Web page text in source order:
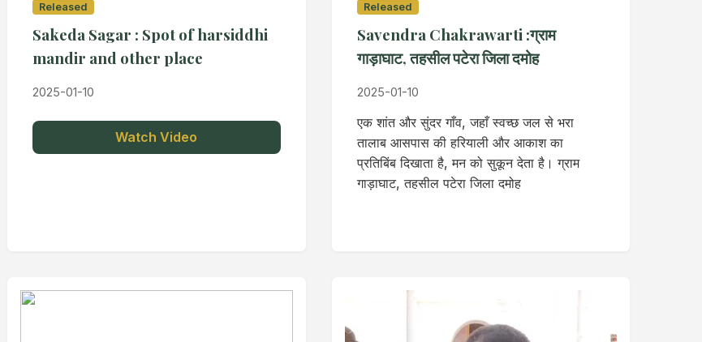
Released
Sakeda Sagar : Spot of harsiddhi
mandir and other place
2025-01-10
Watch Video
Released
Savendra Chakrawarti :ग्राम
गाड़ाघाट, तहसील पटेरा जिला दमोह
2025-01-10
एक शांत और सुंदर गाँव, जहाँ स्वच्छ जल से भरा
तालाब आसपास की हरियाली और आकाश का
प्रतिबिंब दिखाता है, मन को सुकून देता है। ग्राम
गाड़ाघाट, तहसील पटेरा जिला दमोह